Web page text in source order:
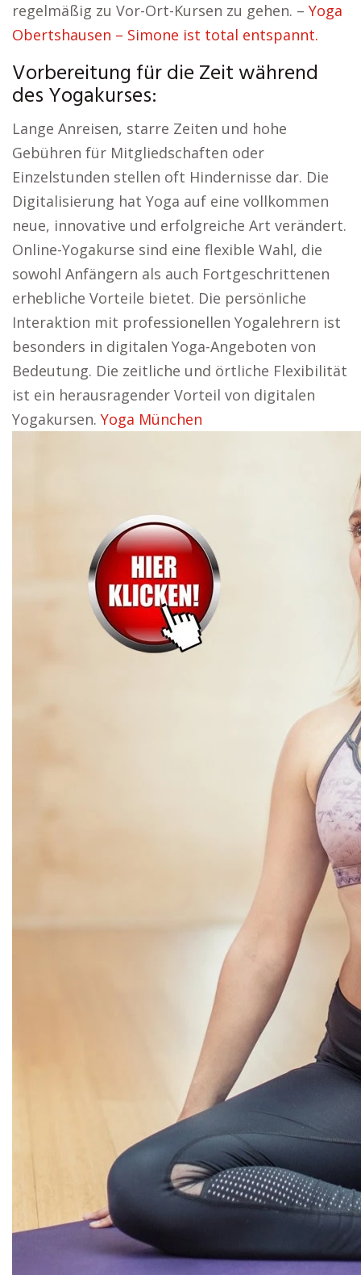
regelmäßig zu Vor-Ort-Kursen zu gehen. – Yoga
Obertshausen – Simone ist total entspannt.
Vorbereitung für die Zeit während
des Yogakurses:
Lange Anreisen, starre Zeiten und hohe
Gebühren für Mitgliedschaften oder
Einzelstunden stellen oft Hindernisse dar. Die
Digitalisierung hat Yoga auf eine vollkommen
neue, innovative und erfolgreiche Art verändert.
Online-Yogakurse sind eine flexible Wahl, die
sowohl Anfängern als auch Fortgeschrittenen
erhebliche Vorteile bietet. Die persönliche
Interaktion mit professionellen Yogalehrern ist
besonders in digitalen Yoga-Angeboten von
Bedeutung. Die zeitliche und örtliche Flexibilität
ist ein herausragender Vorteil von digitalen
Yogakursen. Yoga München